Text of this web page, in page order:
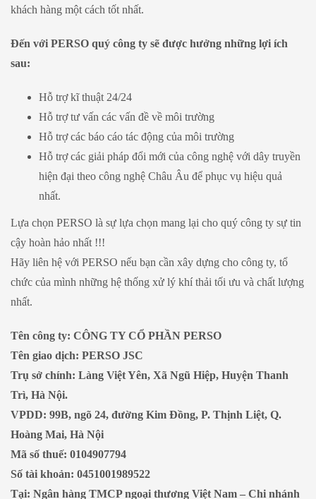
khách hàng một cách tốt nhất.
Đến với PERSO quý công ty sẽ được hưởng những lợi ích
sau:
Hỗ trợ kĩ thuật 24/24
Hỗ trợ tư vấn các vấn đề về môi trường
Hỗ trợ các báo cáo tác động của môi trường
Hỗ trợ các giải pháp đổi mới của công nghệ với dây truyền
hiện đại theo công nghệ Châu Âu để phục vụ hiệu quả
nhất.
Lựa chọn PERSO là sự lựa chọn mang lại cho quý công ty sự tin
cậy hoàn hảo nhất !!!
Hãy liên hệ với PERSO nếu bạn cần xây dựng cho công ty, tổ
chức của mình những hệ thống xử lý khí thải tối ưu và chất lượng
nhất.
Tên công ty: CÔNG TY CỔ PHẦN PERSO
Tên giao dịch: PERSO JSC
Trụ sở chính: Làng Việt Yên, Xã Ngũ Hiệp, Huyện Thanh
Trì, Hà Nội.
VPDD: 99B, ngõ 24, đường Kim Đồng, P. Thịnh Liệt, Q.
Hoàng Mai, Hà Nội
Mã số thuế: 0104907794
Số tài khoản: 0451001989522
Tại: Ngân hàng TMCP ngoại thương Việt Nam – Chi nhánh